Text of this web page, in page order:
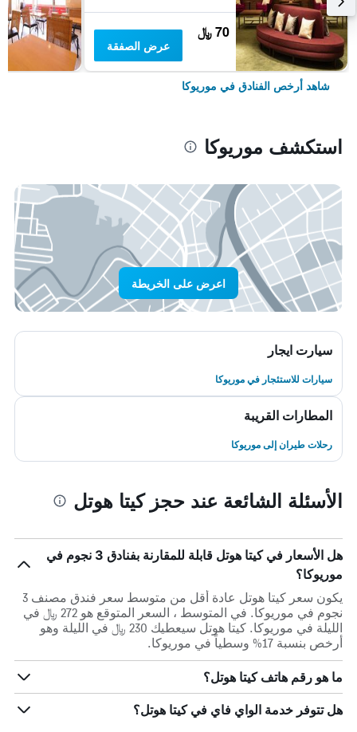
70 ﷼
عرض الصفقة
شاهد أرخص الفنادق في موريوكا
استكشف موريوكا
اعرض على الخريطة
سيارت ايجار
سيارات للاستئجار في موريوكا
المطارات القريبة
رحلات طيران إلى موريوكا
الأسئلة الشائعة عند حجز كيتا هوتل
هل الأسعار في كيتا هوتل قابلة للمقارنة بفنادق 3 نجوم في
موريوكا؟
يكون سعر كيتا هوتل عادة أقل من متوسط ​​سعر فندق مصنف 3
نجوم في موريوكا. في المتوسط ، السعر المتوقع هو 272 ﷼ في
الليلة في موريوكا. كيتا هوتل سيعطيك 230 ﷼ في الليلة وهو
أرخص بنسبة 17% وسطياً في موريوكا.
ما هو رقم هاتف كيتا هوتل؟
هل تتوفر خدمة الواي فاي في كيتا هوتل؟